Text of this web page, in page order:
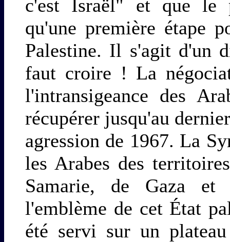
c'est Israël" et que le
qu'une première étape
Palestine. Il s'agit d'un
faut croire ! La
l'intransigeance des
récupérer jusqu'au
agression de 1967. La
les Arabes des
Samarie, de Gaza
l'emblème de cet État
été servi sur un